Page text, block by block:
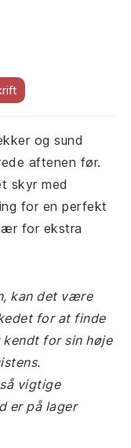
og sund
aftenen før.
skyr med
for en perfekt
for ekstra
kan det være
for at finde
kendt for sin høje
vigtige
er på lager